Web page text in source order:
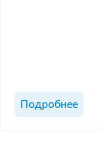
Подробнее